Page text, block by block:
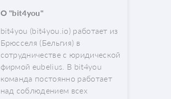
О "bit4you"
bit4you (bit4you.io) работает из
Брюсселя (Бельгия) в
сотрудничестве с юридической
фирмой eubelius. В bit4you
команда постоянно работает
над соблюдением всех